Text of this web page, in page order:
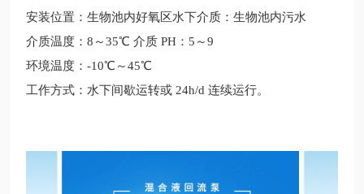
安装位置：生物池内好氧区水下介质：生物池内污水
介质温度： 8～35℃ 介质 PH：5～9
环境温度： -10℃～45℃
工作方式：水下间歇运转或 24h/d 连续运行。